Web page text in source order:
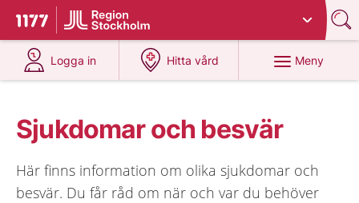
Till startsidan för 1177
Du har valt region
Logga in
på 1177.se
Hitta vård
på 1177.se
Meny
Sjukdomar och besvär
Här finns information om olika sjukdomar och
besvär. Du får råd om när och var du behöver